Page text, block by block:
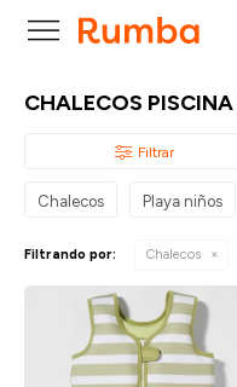

CHALECOS
Chalecos Playa niños
Filtrando por: Chalecos